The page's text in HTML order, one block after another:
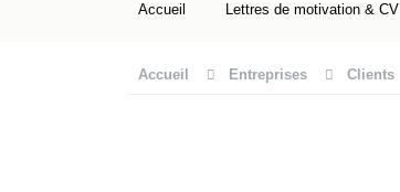
Accueil Lettres de motivation & CV
Accueil Entreprises Clients